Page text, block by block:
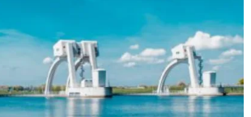
de impacto
de intervenção ambiental
de água